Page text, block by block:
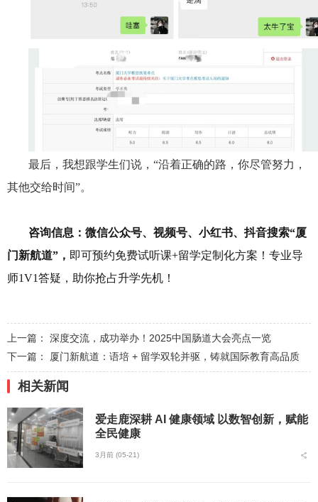
最后，我想跟学生们说，“沿着正确的路，你尽管努力，
其他交给时间”。
咨询信息：微信公众号、视频号、小红书、抖音搜索“厦
门 新航道”， 即可预约免费试听课+留学定制化方案 ！专业导
师1V1答疑，助你抢占升学先机！
上一篇： 深度交流，成功举办！2025中国肠道大会亮点一览
下一篇：
厦门新航道：语培 + 留学双轮并驱，铸就国际教育高品质
相关新闻
爱走鹿深耕 AI 健康领域 以数智创新，赋能
全民健康
3月前 (05-21)